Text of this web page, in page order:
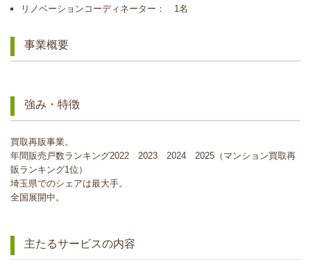
リノベーションコーディネーター： 1名
事業概要
強み・特徴
買取再販事業。
年間販売戸数ランキング2022 2023 2024 2025（マンション買取再
販ランキング1位）
埼玉県でのシェアは最大手。
全国展開中。
主たるサービスの内容